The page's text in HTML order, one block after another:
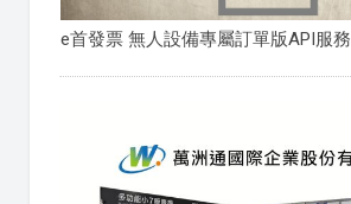
e首發票 無人設備專屬訂單版API服務